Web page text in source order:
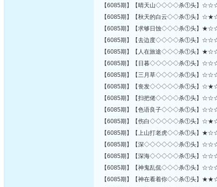
【6085期】【晴天山◇◇◇◇杀
【6085期】【秋天的白云◇◇
【6085期】【求够日蚀◇◇◇杀
【6085期】【去边度◇◇◇◇杀
【6085期】【人在旅途◇◇◇杀
【6085期】【日暮◇◇◇◇◇杀①
【6085期】【三月草◇◇◇◇杀
【6085期】【丧发◇◇◇◇◇杀①
【6085期】【扫把佬◇◇◇◇杀
【6085期】【色语良子◇◇◇杀
【6085期】【伤白◇◇◇◇◇杀①
【6085期】【上山打老虎◇◇
【6085期】【深◇◇◇◇◇◇杀①
【6085期】【深海◇◇◇◇◇杀①
【6085期】【神鬼乱侃◇◇◇杀
【6085期】【神在看着你◇◇